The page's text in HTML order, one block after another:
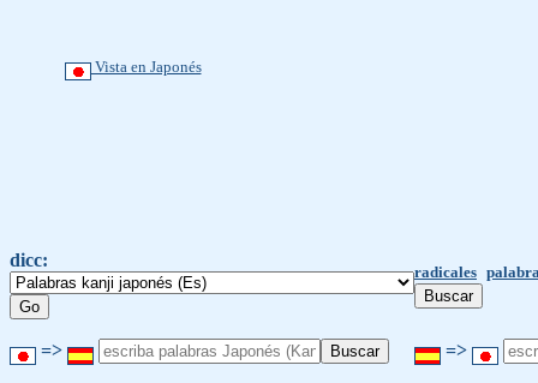
Vista en Japonés
dicc:
radicales
=> =>